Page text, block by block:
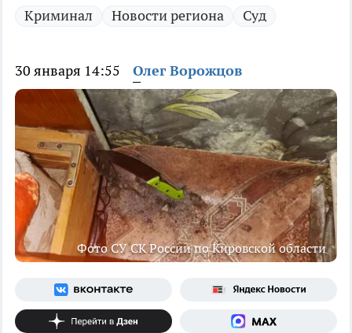
Криминал Новости региона Суд
30 января 14:55 Олег Ворожцов
Фото СУ СК России по Кировской области